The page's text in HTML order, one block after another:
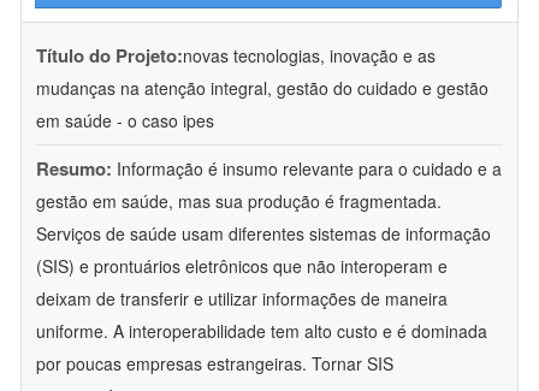
Título do Projeto:novas tecnologias, inovação e as
mudanças na atenção integral, gestão do cuidado e gestão
em saúde - o caso ipes
Resumo: Informação é insumo relevante para o cuidado e a
gestão em saúde, mas sua produção é fragmentada.
Serviços de saúde usam diferentes sistemas de informação
(SIS) e prontuários eletrônicos que não interoperam e
deixam de transferir e utilizar informações de maneira
uniforme. A interoperabilidade tem alto custo e é dominada
por poucas empresas estrangeiras. Tornar SIS